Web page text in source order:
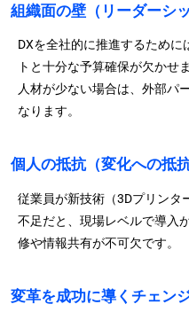
組織面の壁（リーダーシ
DXを全社的に推進するため
トと十分な予算確保が欠かせ
人材が少ない場合は、外部パ
なります。
個人の抵抗（変化への抵
従業員が新技術（3Dプリンタ
不足だと、現場レベルで導入
修や情報共有が不可欠です。
変革を成功に導くチェン